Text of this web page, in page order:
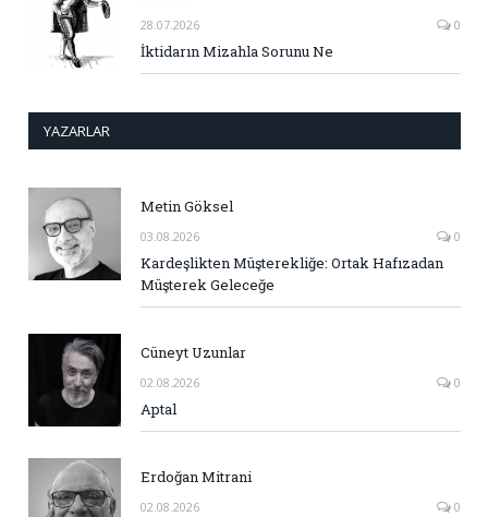
28.07.2026 0
İktidarın Mizahla Sorunu Ne
YAZARLAR
Metin Göksel
03.08.2026 0
Kardeşlikten Müşterekliğe: Ortak Hafızadan
Müşterek Geleceğe
Cüneyt Uzunlar
02.08.2026 0
Aptal
Erdoğan Mitrani
02.08.2026 0